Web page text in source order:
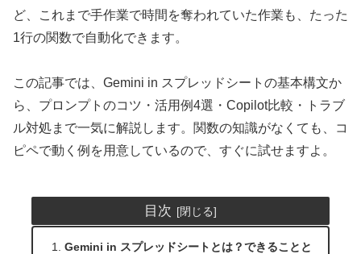
ど、これまで手作業で時間を奪われていた作業も、たった
1行の関数で自動化できます。
この記事では、Gemini in スプレッドシートの基本構文か
ら、プロンプトのコツ・活用例4選・Copilot比較・トラブ
ル対処まで一気に解説します。関数の知識がなくても、コ
ピペで動く例を用意しているので、すぐに試せますよ。
目次
Gemini in スプレッドシートとは？できることと